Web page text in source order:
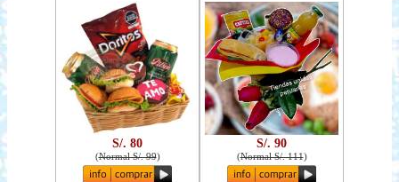
S/. 80
(Normal S/. 99)
S/. 90
(Normal S/. 111)